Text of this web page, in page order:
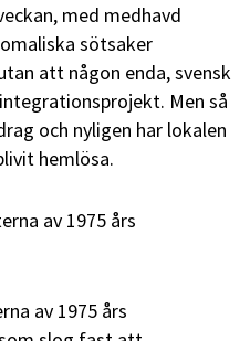
med medhavd
sötsaker
att någon enda, svensk
Men så
och nyligen har lokalen
hemlösa.
av 1975 års
av 1975 års